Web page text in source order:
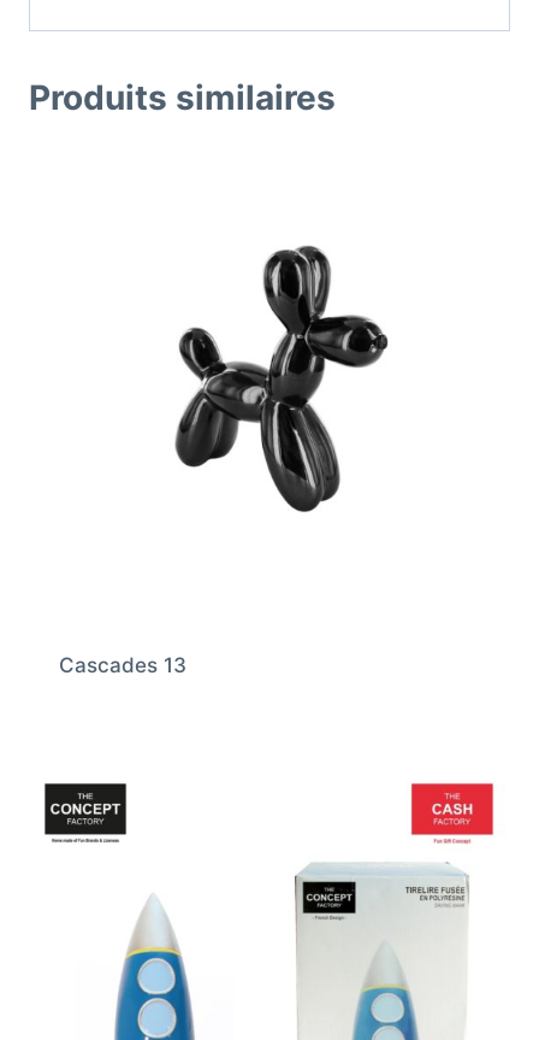
Produits similaires
Cascades 13